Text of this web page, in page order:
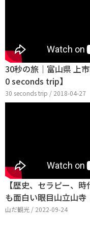
30秒の旅｜富山県 上
0 seconds trip】
30 seconds trip / 2018-04-27
【歴史、セラピー、
も面白い眼目山立山寺
山だ観光 / 2022-09-24